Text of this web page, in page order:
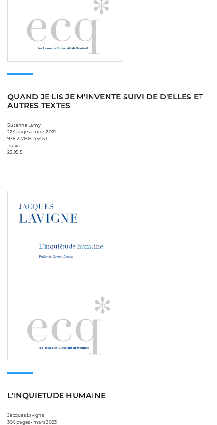
QUAND JE LIS JE M'INVENTE SUIVI DE D'ELLES ET
AUTRES TEXTES
Suzanne Lamy
224 pages • mars 2021
978-2-7606-4345-1
Papier
23,95 $
L'INQUIÉTUDE HUMAINE
Jacques Lavigne
306 pages • mars 2023